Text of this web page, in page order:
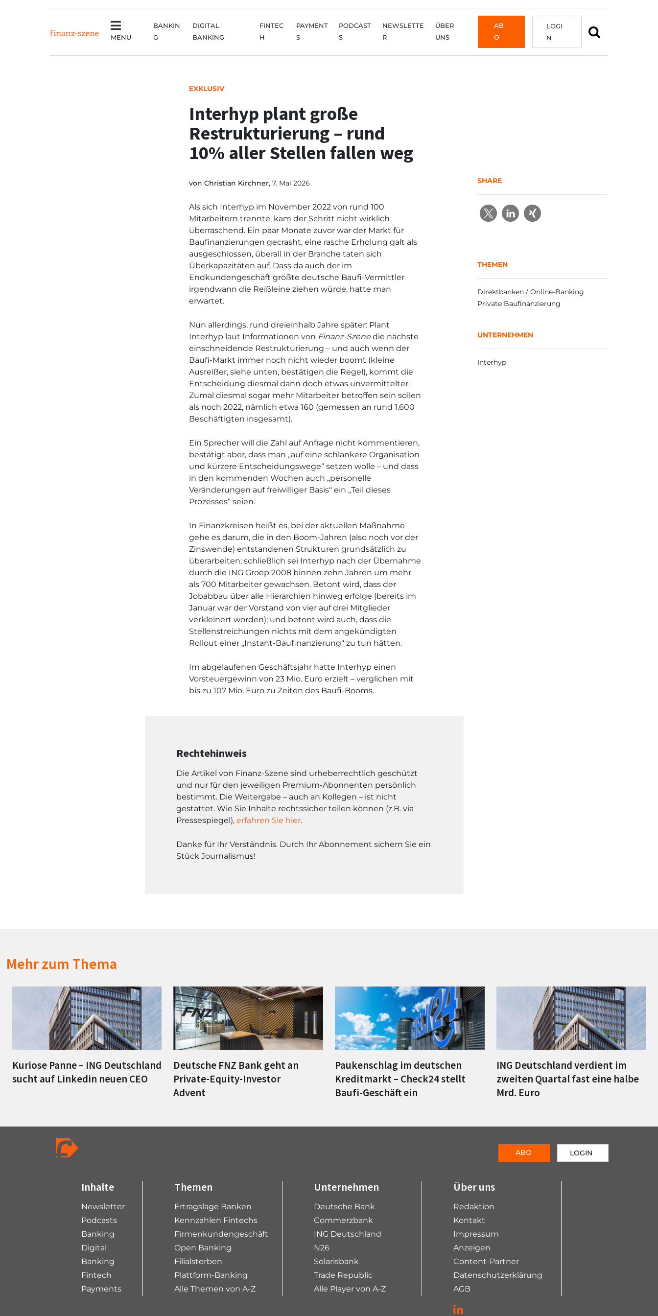
MENU
BANKIN
G
DIGITAL
BANKING
FINTEC
H
PAYMENT
S
PODCAST
S
NEWSLETTE
R
ÜBER
UNS
AB
O
LOGI
N
EXKLUSIV
Interhyp plant große
Restrukturierung – rund
10% aller Stellen fallen weg
von Christian Kirchner, 7. Mai 2026
Als sich Interhyp im November 2022 von rund 100
Mitarbeitern trennte, kam der Schritt nicht wirklich
überraschend. Ein paar Monate zuvor war der Markt für
Baufinanzierungen gecrasht, eine rasche Erholung galt als
ausgeschlossen, überall in der Branche taten sich
Überkapazitäten auf. Dass da auch der im
Endkundengeschäft größte deutsche Baufi-Vermittler
irgendwann die Reißleine ziehen würde, hatte man
erwartet.
Nun allerdings, rund dreieinhalb Jahre später: Plant
Interhyp laut Informationen von Finanz-Szenedie nächste
einschneidende Restrukturierung – und auch wenn der
Baufi-Markt immer noch nicht wieder boomt (kleine
Ausreißer, siehe unten, bestätigen die Regel), kommt die
Entscheidung diesmal dann doch etwas unvermittelter.
Zumal diesmal sogar mehr Mitarbeiter betroffen sein sollen
als noch 2022, nämlich etwa 160 (gemessen an rund 1.600
Beschäftigten insgesamt).
Ein Sprecher will die Zahl auf Anfrage nicht kommentieren,
bestätigt aber, dass man „auf eine schlankere Organisation
und kürzere Entscheidungswege“ setzen wolle – und dass
in den kommenden Wochen auch „personelle
Veränderungen auf freiwilliger Basis“ ein „Teil dieses
Prozesses“ seien.
In Finanzkreisen heißt es, bei der aktuellen Maßnahme
gehe es darum, die in den Boom-Jahren (also noch vor der
Zinswende) entstandenen Strukturen grundsätzlich zu
überarbeiten; schließlich sei Interhyp nach der Übernahme
durch die ING Groep 2008 binnen zehn Jahren um mehr
als 700 Mitarbeiter gewachsen. Betont wird, dass der
Jobabbau über alle Hierarchien hinweg erfolge (bereits im
Januar war der Vorstand von vier auf drei Mitglieder
verkleinert worden); und betont wird auch, dass die
Stellenstreichungen nichts mit dem angekündigten
Rollout einer „Instant-Baufinanzierung“ zu tun hätten.
Im abgelaufenen Geschäftsjahr hatte Interhyp einen
Vorsteuergewinn von 23 Mio. Euro erzielt – verglichen mit
bis zu 107 Mio. Euro zu Zeiten des Baufi-Booms.
Rechtehinweis
Die Artikel von Finanz-Szene sind urheberrechtlich geschützt
und nur für den jeweiligen Premium-Abonnenten persönlich
bestimmt. Die Weitergabe – auch an Kollegen – ist nicht
gestattet. Wie Sie Inhalte rechtssicher teilen können (z.B. via
Pressespiegel), erfahren Sie hier.
Danke für Ihr Verständnis. Durch Ihr Abonnement sichern Sie ein
Stück Journalismus!
SHARE
THEMEN
Direktbanken / Online-Banking
Private Baufinanzierung
UNTERNEHMEN
Interhyp
Mehr zum Thema
Kuriose Panne – ING Deutschland
sucht auf Linkedin neuen CEO
Deutsche FNZ Bank geht an
Private-Equity-Investor
Advent
Paukenschlag im deutschen
Kreditmarkt – Check24 stellt
Baufi-Geschäft ein
ING Deutschland verdient im
zweiten Quartal fast eine halbe
Mrd. Euro
Inhalte
Newsletter
Podcasts
Banking
Digital
Banking
Fintech
Payments
Themen
Ertragslage Banken
Kennzahlen Fintechs
Firmenkundengeschäft
Open Banking
Filialsterben
Plattform-Banking
Alle Themen von A-Z
Unternehmen
Deutsche Bank
Commerzbank
ING Deutschland
N26
Solarisbank
Trade Republic
Alle Player von A-Z
Über uns
Redaktion
Kontakt
Impressum
Anzeigen
Content-Partner
Datenschutzerklärung
AGB
ABO LOGIN